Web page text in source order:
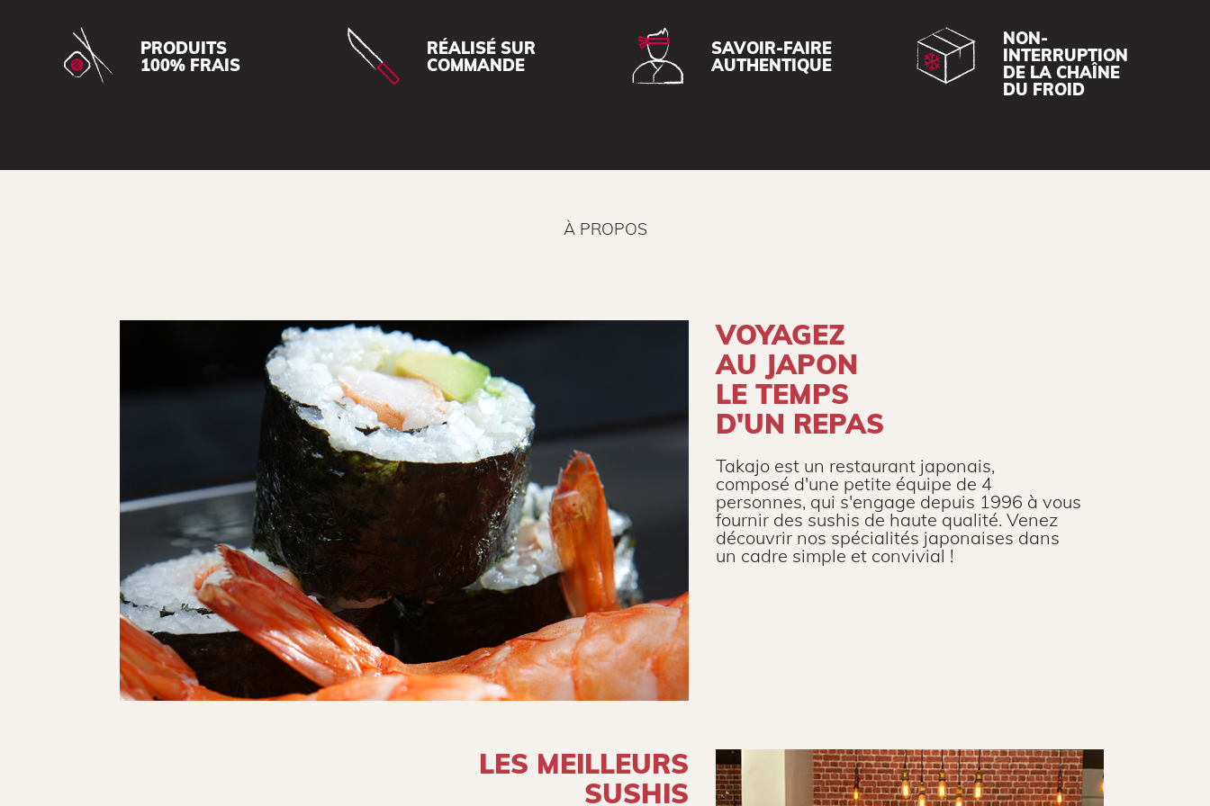
PRODUITS
100% FRAIS
RÉALISÉ SUR
COMMANDE
SAVOIR-FAIRE
AUTHENTIQUE
NON-
INTERRUPTION
DE LA CHAÎNE
DU FROID
À PROPOS
VOYAGEZ
AU JAPON
LE TEMPS
D'UN REPAS
Takajo est un restaurant japonais,
composé d'une petite équipe de 4
personnes, qui s'engage depuis 1996 à vous
fournir des sushis de haute qualité. Venez
découvrir nos spécialités japonaises dans
un cadre simple et convivial !
LES MEILLEURS
SUSHIS